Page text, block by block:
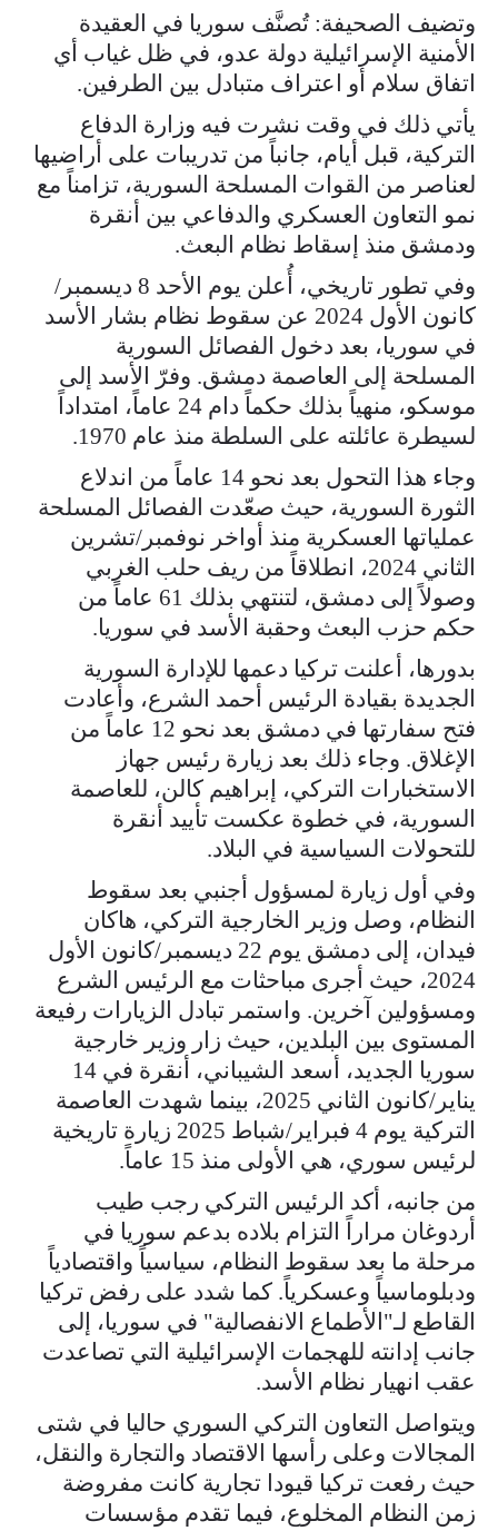
وتضيف الصحيفة: تُصنَّف سوريا في العقيدة
الأمنية الإسرائيلية دولة عدو، في ظل غياب أي
اتفاق سلام أو اعتراف متبادل بين الطرفين.
يأتي ذلك في وقت نشرت فيه وزارة الدفاع
التركية، قبل أيام، جانباً من تدريبات على أراضيها
لعناصر من القوات المسلحة السورية، تزامناً مع
نمو التعاون العسكري والدفاعي بين أنقرة
ودمشق منذ إسقاط نظام البعث.
وفي تطور تاريخي، أُعلن يوم الأحد 8 ديسمبر/
كانون الأول 2024 عن سقوط نظام بشار الأسد
في سوريا، بعد دخول الفصائل السورية
المسلحة إلى العاصمة دمشق. وفرّ الأسد إلى
موسكو، منهياً بذلك حكماً دام 24 عاماً، امتداداً
لسيطرة عائلته على السلطة منذ عام 1970.
وجاء هذا التحول بعد نحو 14 عاماً من اندلاع
الثورة السورية، حيث صعّدت الفصائل المسلحة
عملياتها العسكرية منذ أواخر نوفمبر/تشرين
الثاني 2024، انطلاقاً من ريف حلب الغربي
وصولاً إلى دمشق، لتنتهي بذلك 61 عاماً من
حكم حزب البعث وحقبة الأسد في سوريا.
بدورها، أعلنت تركيا دعمها للإدارة السورية
الجديدة بقيادة الرئيس أحمد الشرع، وأعادت
فتح سفارتها في دمشق بعد نحو 12 عاماً من
الإغلاق. وجاء ذلك بعد زيارة رئيس جهاز
الاستخبارات التركي، إبراهيم كالن، للعاصمة
السورية، في خطوة عكست تأييد أنقرة
للتحولات السياسية في البلاد.
وفي أول زيارة لمسؤول أجنبي بعد سقوط
النظام، وصل وزير الخارجية التركي، هاكان
فيدان، إلى دمشق يوم 22 ديسمبر/كانون الأول
2024، حيث أجرى مباحثات مع الرئيس الشرع
ومسؤولين آخرين. واستمر تبادل الزيارات رفيعة
المستوى بين البلدين، حيث زار وزير خارجية
سوريا الجديد، أسعد الشيباني، أنقرة في 14
يناير/كانون الثاني 2025، بينما شهدت العاصمة
التركية يوم 4 فبراير/شباط 2025 زيارة تاريخية
لرئيس سوري، هي الأولى منذ 15 عاماً.
من جانبه، أكد الرئيس التركي رجب طيب
أردوغان مراراً التزام بلاده بدعم سوريا في
مرحلة ما بعد سقوط النظام، سياسياً واقتصادياً
ودبلوماسياً وعسكرياً. كما شدد على رفض تركيا
القاطع لـ"الأطماع الانفصالية" في سوريا، إلى
جانب إدانته للهجمات الإسرائيلية التي تصاعدت
عقب انهيار نظام الأسد.
ويتواصل التعاون التركي السوري حاليا في شتى
المجالات وعلى رأسها الاقتصاد والتجارة والنقل،
حيث رفعت تركيا قيودا تجارية كانت مفروضة
زمن النظام المخلوع، فيما تقدم مؤسسات